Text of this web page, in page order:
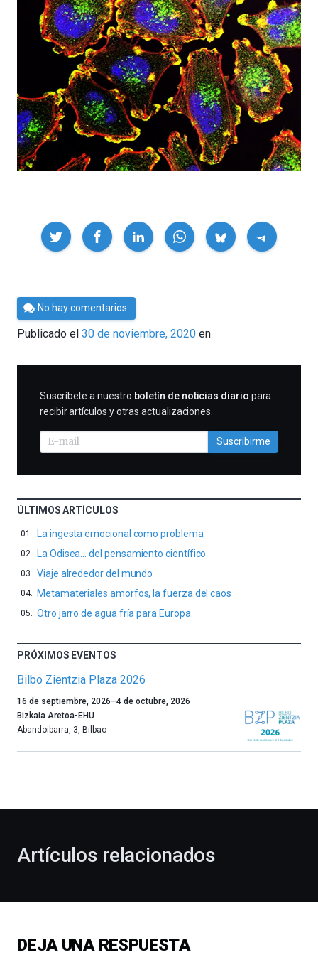
Compartir
Por
César
Tomé
No hay comentarios
Publicado el 30 de noviembre, 2020 en
SUSCRIBIRME
Suscríbete a nuestro boletín de noticias diario para
recibir artículos y otras actualizaciones.
Suscribirme
ÚLTIMOS ARTÍCULOS
La ingesta emocional como problema
La Odisea… del pensamiento científico
Viaje alrededor del mundo
Metamateriales amorfos, la fuerza del caos
Otro jarro de agua fría para Europa
PRÓXIMOS EVENTOS
Bilbo Zientzia Plaza 2026
Un
año
más,
celebración
novena
Bilbo
16 de septiembre, 2026–4 de octubre, 2026
Bizkaia Aretoa-EHU
Abandoibarra, 3, Bilbao
Artículos relacionados
DEJA UNA RESPUESTA